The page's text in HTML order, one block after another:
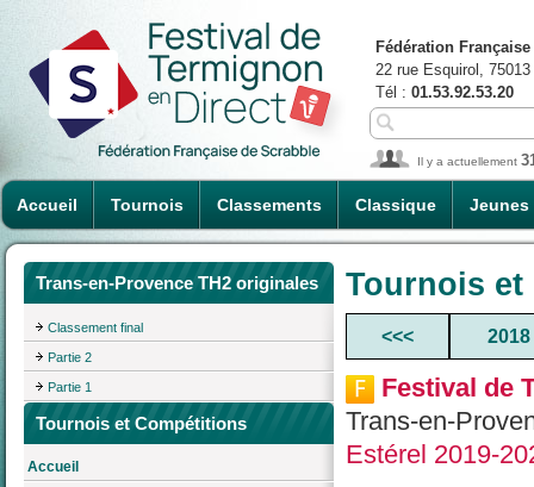
Accueil Tournois Classements Classique Jeunes
Fédération
22 rue Esquirol,
Tél : 01.53.92.53.20
Il y a actuellement
Trans-en-Provence TH2 originales
Classement final
Partie 2
Partie 1
Tournois et Compétitions
Accueil
Tournois
<<< 2018
Festival de
Trans-en-
Estérel 2019-